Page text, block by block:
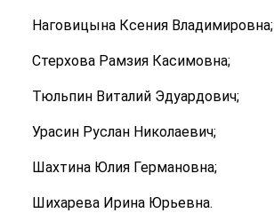
Наговицына Ксения Владимировна;
Стерхова Рамзия Касимовна;
Тюльпин Виталий Эдуардович;
Урасин Руслан Николаевич;
Шахтина Юлия Германовна;
Шихарева Ирина Юрьевна.